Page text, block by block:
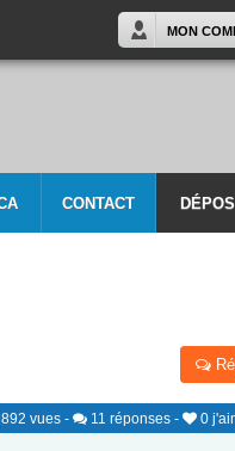
MON
CONTACT
892 vues - 11 réponses - 0